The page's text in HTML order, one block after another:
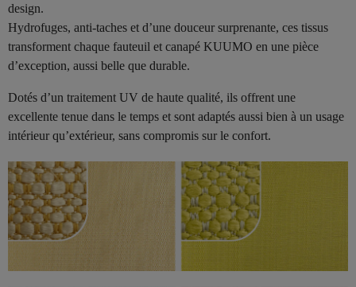
design.
Hydrofuges, anti-taches et d’une douceur surprenante, ces tissus
transforment chaque fauteuil et canapé KUUMO en une pièce
d’exception, aussi belle que durable.
Dotés d’un traitement UV de haute qualité, ils offrent une
excellente tenue dans le temps et sont adaptés aussi bien à un usage
intérieur qu’extérieur, sans compromis sur le confort.